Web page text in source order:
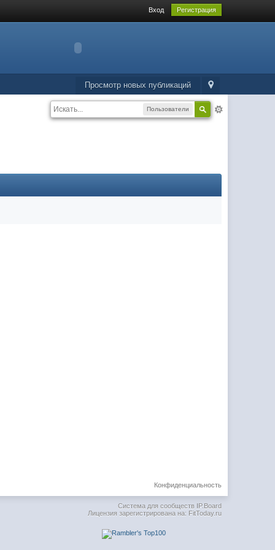
Вход Регистрация
Просмотр новых публикаций
Пользователи
Конфиденциальность
Система для сообществ IP.Board
Лицензия зарегистрирована на: FitToday.ru